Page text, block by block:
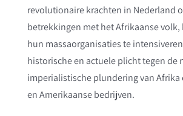
revolutionaire krachten in Nederland
betrekkingen met het Afrikaanse
hun massaorganisaties te
historische en actuele plicht tegen de
imperialistische plundering van Afrika
en Amerikaanse bedrijven.